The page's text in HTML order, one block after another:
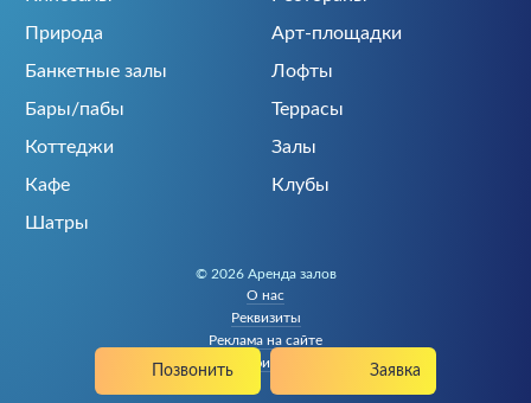
Позвонить Заявка
© 2026 Аренда залов
О нас
Реквизиты
Реклама на сайте
Политика конфиденциальности
Природа
Арт-площадки
Банкетные залы
Лофты
Бары/пабы
Террасы
Коттеджи
Залы
Кафе
Клубы
Шатры